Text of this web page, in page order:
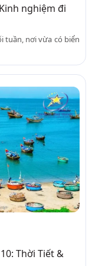
nghiệm đi
tuần, nơi vừa có biển
Thời Tiết &